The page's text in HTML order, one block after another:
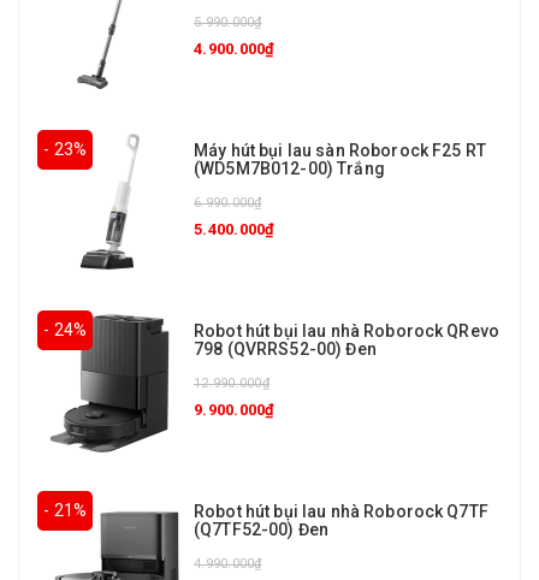
5.990.000₫
4.900.000₫
- 23%
Máy hút bụi lau sàn Roborock F25 RT
(WD5M7B012-00) Trắng
6.990.000₫
5.400.000₫
- 24%
Robot hút bụi lau nhà Roborock QRevo
798 (QVRRS52-00) Đen
12.990.000₫
9.900.000₫
- 21%
Robot hút bụi lau nhà Roborock Q7TF
(Q7TF52-00) Đen
4.990.000₫